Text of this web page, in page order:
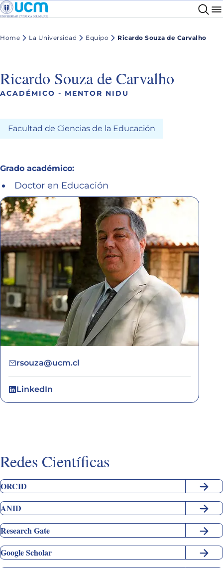
Home La Universidad Equipo Ricardo Souza de Carvalho
Ricardo Souza de Carvalho
ACADÉMICO - MENTOR NIDU
Facultad de Ciencias de la Educación
Grado académico:
Doctor en Educación
rsouza@ucm.cl
LinkedIn
Redes Científicas
ORCID
ANID
Research Gate
Google Scholar